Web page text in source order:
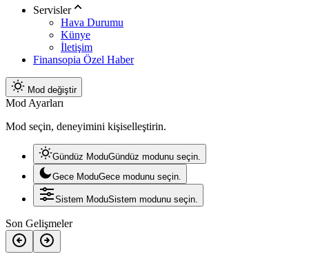
Servisler
Hava Durumu
Künye
İletişim
Finansopia Özel Haber
Mod değiştir
Mod Ayarları
Mod seçin, deneyimini kişiselleştirin.
Gündüz ModuGündüz modunu seçin.
Gece ModuGece modunu seçin.
Sistem ModuSistem modunu seçin.
Son Gelişmeler